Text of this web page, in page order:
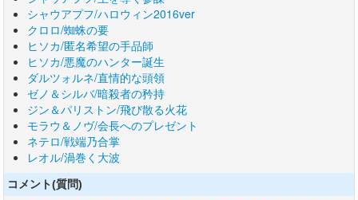
シャウアプフ/ハロウィン2016ver
クロロ/蜘蛛の要
ヒソカ/匿名希望の手品師
ヒソカ/悪魔のハンター誕生
ダルツォルネ/直情的な頭領
ゼノ＆シルバ/暗殺者の矜持
ジン＆パリストン/飛び散る火花
モラウ＆ノヴ/会長へのプレゼント
ネテロ/戦端乃合掌
レオル/渦巻く大波
コメント(質問)